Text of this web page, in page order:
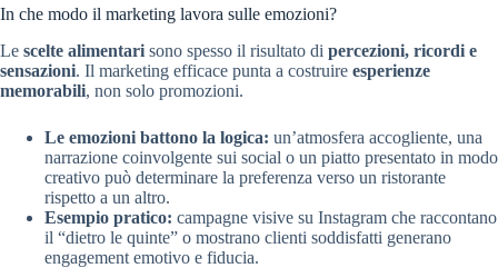
In che modo il marketing lavora sulle emozioni?
Le scelte alimentari sono spesso il risultato di percezioni, ricordi e
sensazioni. Il marketing efficace punta a costruire esperienze
memorabili, non solo promozioni.
Le emozioni battono la logica: un’atmosfera accogliente, una
narrazione coinvolgente sui social o un piatto presentato in modo
creativo può determinare la preferenza verso un ristorante
rispetto a un altro.
Esempio pratico: campagne visive su Instagram che raccontano
il “dietro le quinte” o mostrano clienti soddisfatti generano
engagement emotivo e fiducia.